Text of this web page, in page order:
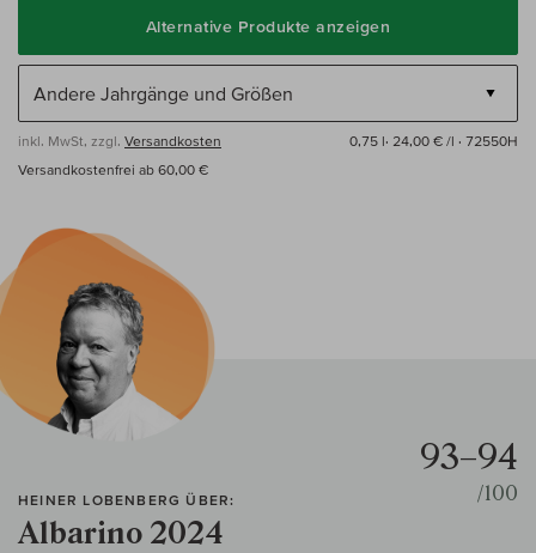
Alternative Produkte anzeigen
inkl. MwSt, zzgl. Versandkosten 0,75 l· 24,00 € /l · 72550H
Versandkostenfrei ab 60,00 €
HEINER LOBENBERG ÜBER:
Albarino 2024
93–94
/100